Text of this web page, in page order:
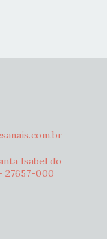
Isabel do
27657-000